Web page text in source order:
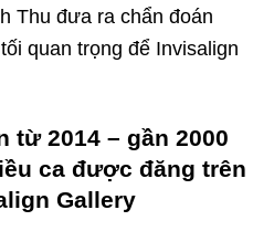
Thu đưa ra chẩn đoán
quan trọng để Invisalign
từ 2014 – gần 2000
ca được đăng trên
Gallery